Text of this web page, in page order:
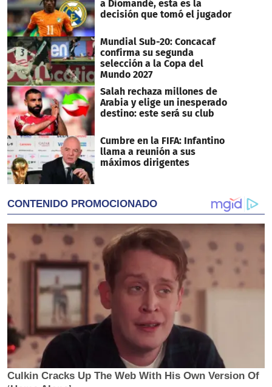
a Diomandé, esta es la
decisión que tomó el jugador
Mundial Sub-20: Concacaf
confirma su segunda
selección a la Copa del
Mundo 2027
Salah rechaza millones de
Arabia y elige un inesperado
destino: este será su club
Cumbre en la FIFA: Infantino
llama a reunión a sus
máximos dirigentes